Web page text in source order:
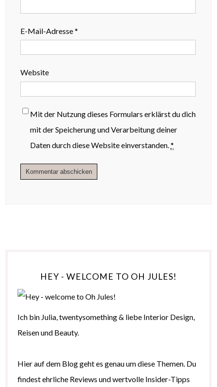
E-Mail-Adresse*
Website
Mit der Nutzung dieses Formulars erklärst du dich
mit der Speicherung und Verarbeitung deiner
Daten durch diese Website einverstanden.*
HEY - WELCOME TO OH JULES!
Ich bin Julia, twentysomething & liebe Interior Design,
Reisen und Beauty.
Hier auf dem Blog geht es genau um diese Themen. Du
findest ehrliche Reviews und wertvolle Insider-Tipps